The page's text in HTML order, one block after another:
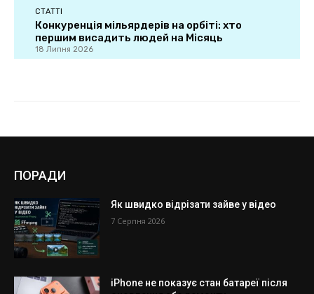
ПОРАДИ
Як швидко відрізати зайве у відео
7 Серпня 2026
iPhone не показує стан батареї після